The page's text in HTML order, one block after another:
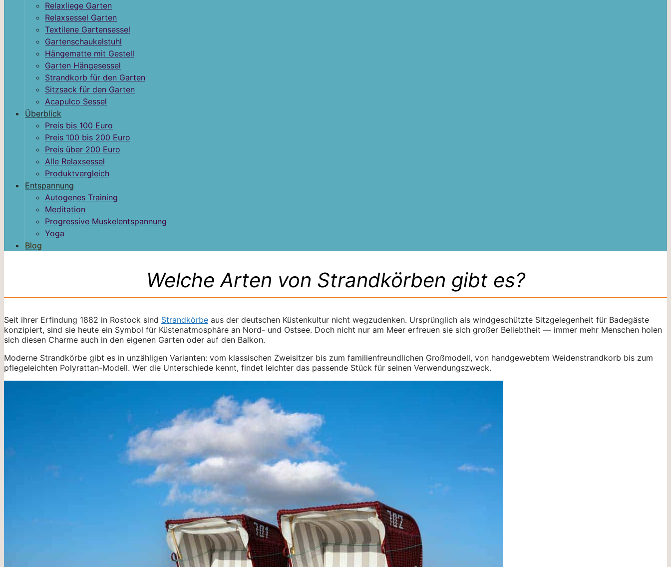
Relaxliege Garten
Relaxsessel Garten
Textilene Gartensessel
Gartenschaukelstuhl
Hängematte mit Gestell
Garten Hängesessel
Strandkorb für den Garten
Sitzsack für den Garten
Acapulco Sessel
Überblick
Preis bis 100 Euro
Preis 100 bis 200 Euro
Preis über 200 Euro
Alle Relaxsessel
Produktvergleich
Entspannung
Autogenes Training
Meditation
Progressive Muskelentspannung
Yoga
Blog
Welche Arten von Strandkörben gibt es?
Seit ihrer Erfindung 1882 in Rostock sind Strandkörbe aus der deutschen Küstenkultur nicht wegzudenken. Ursprünglich als windgeschützte Sitzgelegenheit für Badegäste
konzipiert, sind sie heute ein Symbol für Küstenatmosphäre an Nord- und Ostsee. Doch nicht nur am Meer erfreuen sie sich großer Beliebtheit — immer mehr Menschen holen
sich diesen Charme auch in den eigenen Garten oder auf den Balkon.
Moderne Strandkörbe gibt es in unzähligen Varianten: vom klassischen Zweisitzer bis zum familienfreundlichen Großmodell, von handgewebtem Weidenstrandkorb bis zum
pflegeleichten Polyrattan-Modell. Wer die Unterschiede kennt, findet leichter das passende Stück für seinen Verwendungszweck.